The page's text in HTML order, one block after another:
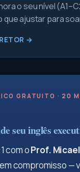
o seu nível
que ajustar para
→
GRATUITO · 20
seu inglês
com oProf.
compromisso —